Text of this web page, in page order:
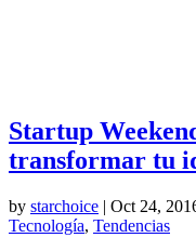
Startup
transformar tu
by starchoice | Oct 24,
Tecnología, Tendencias